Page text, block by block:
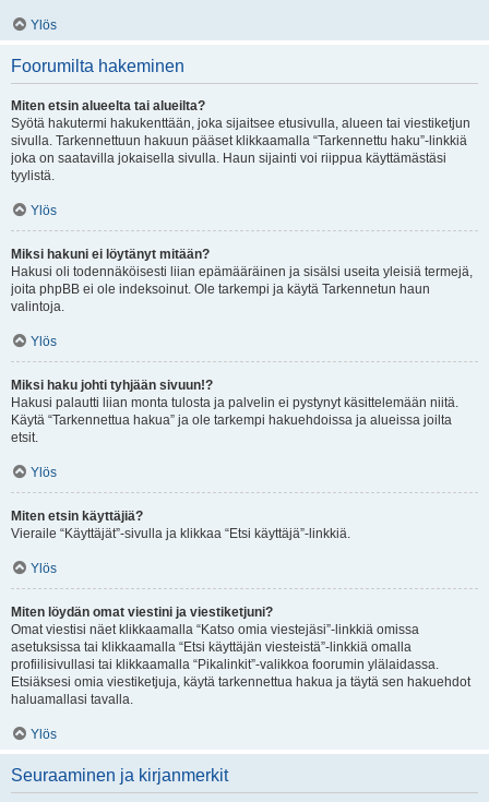
Ylös
Foorumilta hakeminen
Miten etsin alueelta tai alueilta?
Syötä hakutermi hakukenttään, joka sijaitsee etusivulla, alueen tai viestiketjun
sivulla. Tarkennettuun hakuun pääset klikkaamalla “Tarkennettu haku”-linkkiä
joka on saatavilla jokaisella sivulla. Haun sijainti voi riippua käyttämästäsi
tyylistä.
Ylös
Miksi hakuni ei löytänyt mitään?
Hakusi oli todennäköisesti liian epämääräinen ja sisälsi useita yleisiä termejä,
joita phpBB ei ole indeksoinut. Ole tarkempi ja käytä Tarkennetun haun
valintoja.
Ylös
Miksi haku johti tyhjään sivuun!?
Hakusi palautti liian monta tulosta ja palvelin ei pystynyt käsittelemään niitä.
Käytä “Tarkennettua hakua” ja ole tarkempi hakuehdoissa ja alueissa joilta
etsit.
Ylös
Miten etsin käyttäjiä?
Vieraile “Käyttäjät”-sivulla ja klikkaa “Etsi käyttäjä”-linkkiä.
Ylös
Miten löydän omat viestini ja viestiketjuni?
Omat viestisi näet klikkaamalla “Katso omia viestejäsi”-linkkiä omissa
asetuksissa tai klikkaamalla “Etsi käyttäjän viesteistä”-linkkiä omalla
profiilisivullasi tai klikkaamalla “Pikalinkit”-valikkoa foorumin ylälaidassa.
Etsiäksesi omia viestiketjuja, käytä tarkennettua hakua ja täytä sen hakuehdot
haluamallasi tavalla.
Ylös
Seuraaminen ja kirjanmerkit